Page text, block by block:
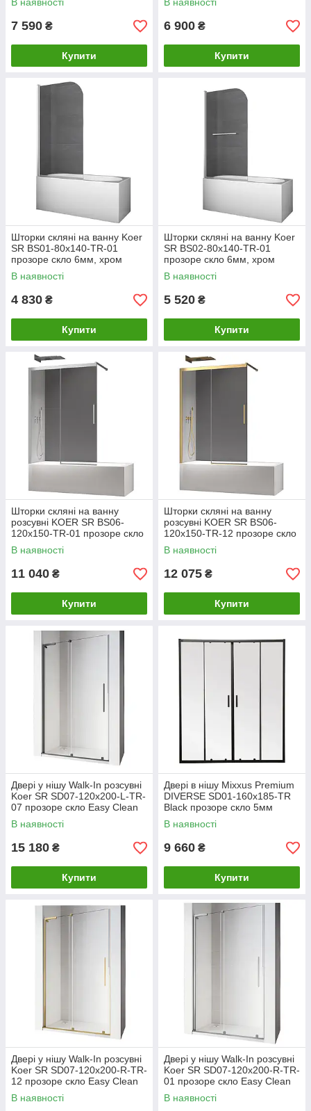
7 590 ₴
Купити
6 900 ₴
Купити
Шторки скляні на ванну Koer
SR BS01-80x140-TR-01
прозоре скло 6мм, хром
(KR5400)
В наявності
4 830 ₴
Купити
Шторки скляні на ванну Koer
SR BS02-80x140-TR-01
прозоре скло 6мм, хром
(KR5401)
В наявності
5 520 ₴
Купити
Шторки скляні на ванну
розсувні KOER SR BS06-
120x150-TR-01 прозоре скло
EASY CLEAN 6мм хром
(KR5945)
В наявності
11 040 ₴
Купити
Шторки скляні на ванну
розсувні KOER SR BS06-
120x150-TR-12 прозоре скло
EASY CLEAN 6мм матове
золото (KR5946)
В наявності
12 075 ₴
Купити
Двері у нішу Walk-In розсувні
Koer SR SD07-120x200-L-TR-
07 прозоре скло Easy Clean
8мм Графіт
В наявності
15 180 ₴
Купити
Двері в нішу Mixxus Premium
DIVERSE SD01-160x185-TR
Black прозоре скло 5мм
(MI6879)
В наявності
9 660 ₴
Купити
Двері у нішу Walk-In розсувні
Koer SR SD07-120x200-R-TR-
12 прозоре скло Easy Clean
8мм
В наявності
Двері у нішу Walk-In розсувні
Koer SR SD07-120x200-R-TR-
01 прозоре скло Easy Clean
8мм Хром
В наявності